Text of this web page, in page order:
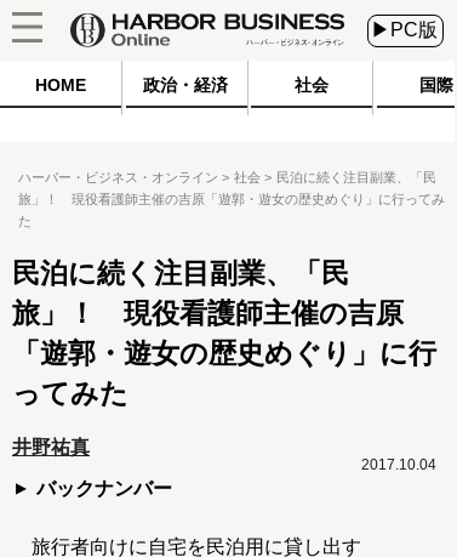
▶PC版
HOME 政治・経済 社会 国際
ハーバー・ビジネス・オンライン 社会
民泊に続く注目副業、「民
旅」！ 現役看護師主催の吉原「遊郭・遊女の歴史めぐり」に行ってみ
た
民泊に続く注目副業、「民
旅」！ 現役看護師主催の吉原
「遊郭・遊女の歴史めぐり」に行
ってみた
井野祐真
バックナンバー
2017.10.04
旅行者向けに自宅を民泊用に貸し出す